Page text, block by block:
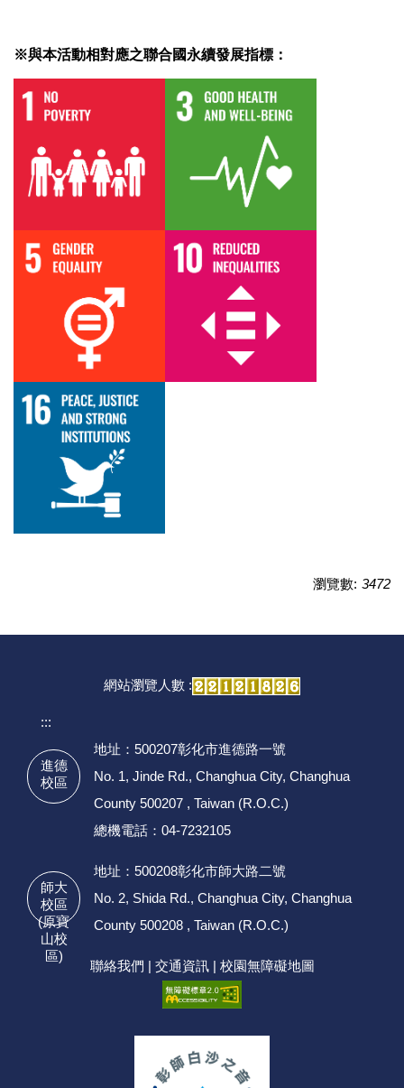
※與本活動相對應之聯合國永續發展指標：
瀏覽數: 3472
網站瀏覽人數 :
:::
進德
校區
地址：500207彰化市進德路一號
No. 1, Jinde Rd., Changhua City, Changhua
County 500207 , Taiwan (R.O.C.)
總機電話：04-7232105
師大
校區
(原寶
山校
區)
地址：500208彰化市師大路二號
No. 2, Shida Rd., Changhua City, Changhua
County 500208 , Taiwan (R.O.C.)
聯絡我們 | 交通資訊| 校園無障礙地圖